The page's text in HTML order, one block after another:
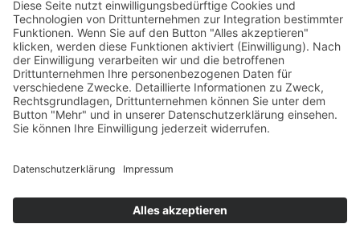
Zahlungsmöglichkeiten:Rechnung, Vorkasse